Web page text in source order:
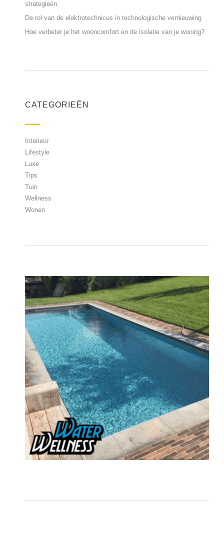
strategieën
De rol van de elektrotechnicus in technologische vernieuwing
Hoe verbeter je het wooncomfort en de isolatie van je woning?
CATEGORIEËN
Interieur
Lifestyle
Luxe
Tips
Tuin
Wellness
Wonen